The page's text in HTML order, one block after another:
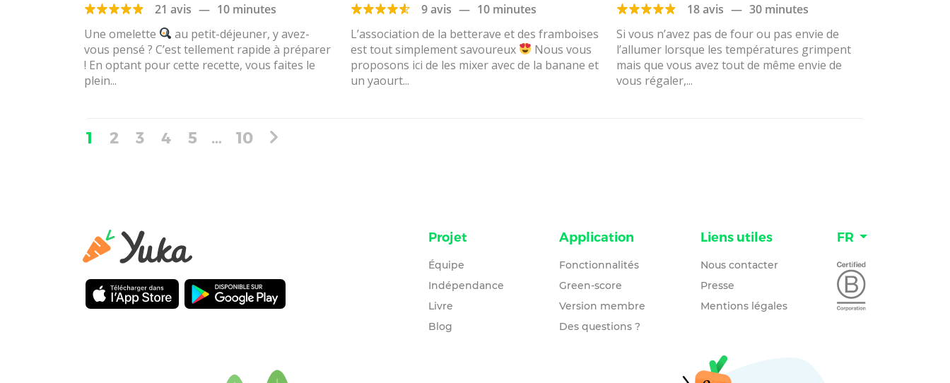
21 avis — 10 minutes
Une omelette
au petit-déjeuner, y avez-
vous pensé ? C’est tellement rapide à préparer
! En optant pour cette recette, vous faites le
plein...
9 avis — 10 minutes
L’association de la betterave et des framboises
est tout simplement savoureux
Nous vous
proposons ici de les mixer avec de la banane et
un yaourt...
18 avis — 30 minutes
Si vous n’avez pas de four ou pas envie de
l’allumer lorsque les températures grimpent
mais que vous avez tout de même envie de
vous régaler,...
1 2 3 4 5 … 10
Projet
Équipe
Indépendance
Livre
Blog
Application
Fonctionnalités
Green-score
Version membre
Des questions ?
Liens utiles
Nous contacter
Presse
Mentions légales
FR